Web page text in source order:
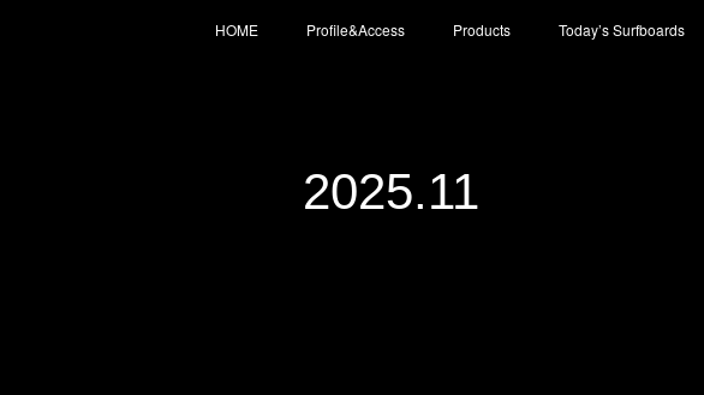
HOME Profile&Access Products Today’s Surfboards
2025.11